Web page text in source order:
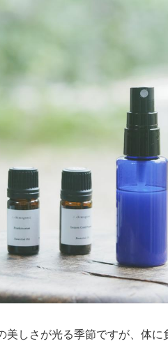
しさが光る季節ですが、体に